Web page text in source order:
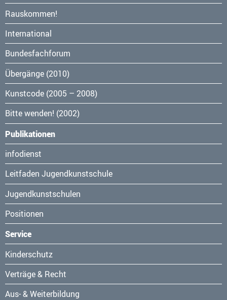
Navigation
überspringen
Rauskommen!
International
Bundesfachforum
Übergänge (2010)
Kunstcode (2005 – 2008)
Bitte wenden! (2002)
Publikationen
Navigation
überspringen
infodienst
Leitfaden Jugendkunstschule
Jugendkunstschulen
Positionen
Service
Navigation
überspringen
Kinderschutz
Verträge & Recht
Aus- & Weiterbildung